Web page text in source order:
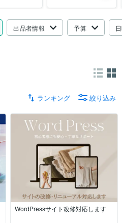
出品者情報 予算
ランキング 絞り込み
WordPressサイト改修対応します